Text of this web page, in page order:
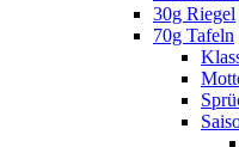
30g Riegel
70g Tafeln